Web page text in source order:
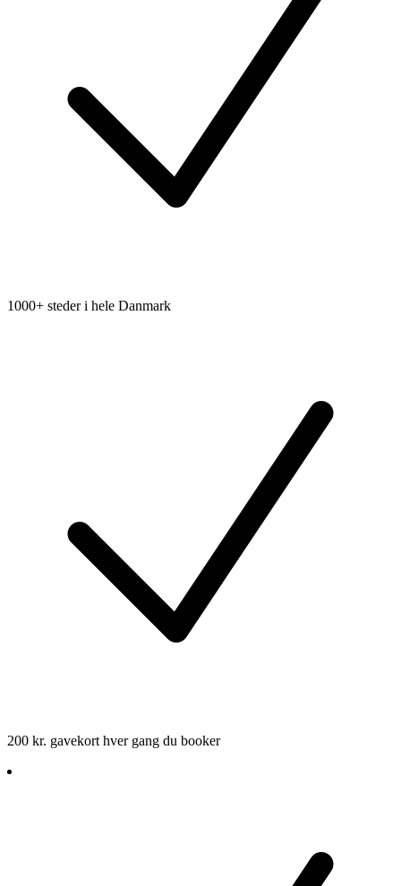
1000+ steder i hele Danmark
200 kr. gavekort hver gang du booker